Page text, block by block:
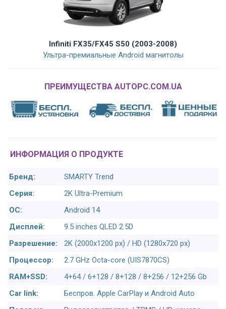
Infiniti FX35/FX45 S50 (2003-2008)
Ультра-премиальные Android магнитолы
ПРЕИМУЩЕСТВА AUTOPC.COM.UA
ИНФОРМАЦИЯ О ПРОДУКТЕ
Бренд:
SMARTY Trend
Серия:
2K Ultra-Premium
ОС:
Android 14
Дисплей:
9.5 inches QLED 2.5D
Разрешение:
2K (2000x1200 px) / HD (1280x720 px)
Процессор:
2.7 GHz Octa-core (UIS7870CS)
RAM+SSD:
4+64 / 6+128 / 8+128 / 8+256 / 12+256 Gb
Car link:
Беспров. Apple CarPlay и Android Auto